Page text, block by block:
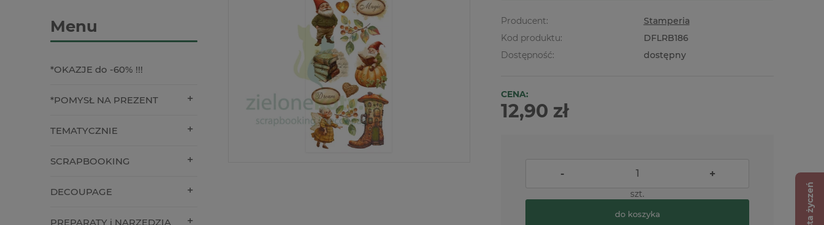
Menu
*OKAZJE do -60% !!!
*POMYSŁ NA PREZENT
TEMATYCZNIE
SCRAPBOOKING
DECOUPAGE
PREPARATY i NARZĘDZIA
Producent:
Stamperia
Kod produktu:
DFLRB186
Dostępność:
dostępny
CENA:
12,90 zł
- +
szt.
do koszyka Lista życzeń